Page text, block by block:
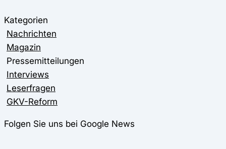
Kategorien
Nachrichten
Magazin
Pressemitteilungen
Interviews
Leserfragen
GKV-Reform
Folgen Sie uns bei Google News